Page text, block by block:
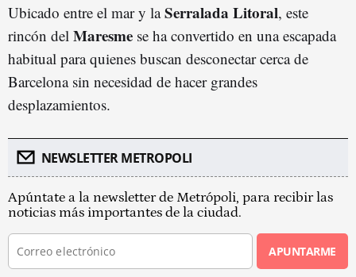
Ubicado entre el mar y laSerralada Litoral, este
rincón del Maresme se ha convertido en una escapada
habitual para quienes buscan desconectar cerca de
Barcelona sin necesidad de hacer grandes
desplazamientos.
NEWSLETTER METROPOLI
Apúntate a la newsletter de Metrópoli, para recibir las
noticias más importantes de la ciudad.
APUNTARME